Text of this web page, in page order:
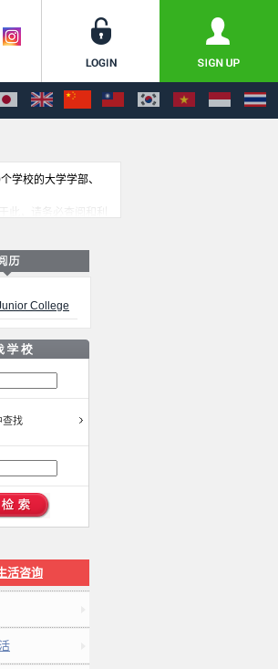
学校的大学学部、
此，请务必查阅和利
College
查找
活咨询